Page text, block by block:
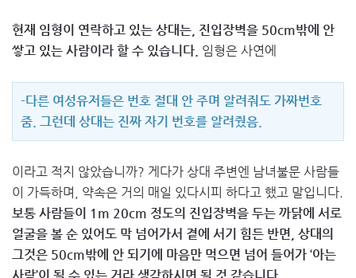
현재 임형이 연락하고 있는 상대는, 진입장벽을 50cm밖에 안
쌓고 있는 사람이라 할 수 있습니다. 임형은 사연에
-다른 여성유저들은 번호 절대 안 주며 알려줘도 가짜번호
줌. 그런데 상대는 진짜 자기 번호를 알려줬음.
이라고 적지 않았습니까? 게다가 상대 주변엔 남녀불문 사람들
이 가득하며, 약속은 거의 매일 있다시피 하다고 했고 말입니다.
보통 사람들이 1m 20cm 정도의 진입장벽을 두는 까닭에 서로
얼굴을 볼 순 있어도 막 넘어가서 곁에 서기 힘든 반면, 상대의
그것은 50cm밖에 안 되기에 마음만 먹으면 넘어 들어가 ‘아는